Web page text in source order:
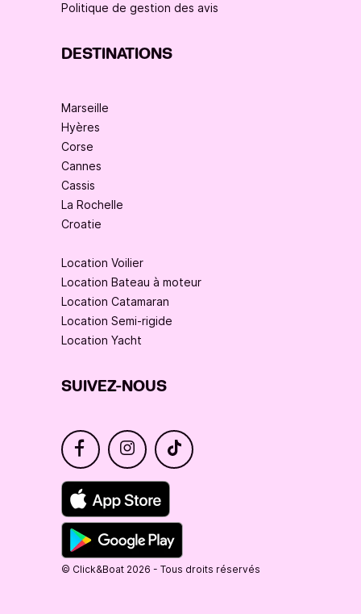
Politique de gestion des avis
DESTINATIONS
Marseille
Hyères
Corse
Cannes
Cassis
La Rochelle
Croatie
Location Voilier
Location Bateau à moteur
Location Catamaran
Location Semi-rigide
Location Yacht
SUIVEZ-NOUS
© Click&Boat 2026 - Tous droits réservés